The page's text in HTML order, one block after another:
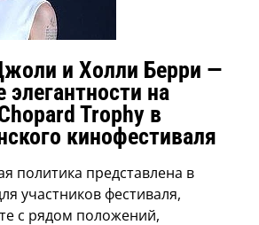
и Холли Берри —
на
Trophy в
кинофестиваля
политика представлена ​​в
участников фестиваля,
с рядом положений,